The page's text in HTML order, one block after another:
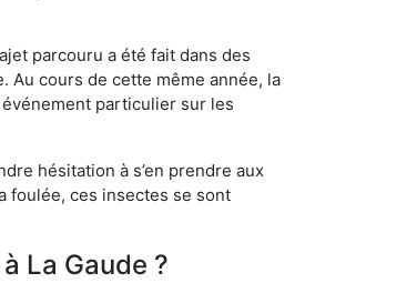
parcouru a été fait dans des
cours de cette même année, la
événement particulier sur les
hésitation à s’en prendre aux
foulée, ces insectes se sont
La Gaude ?